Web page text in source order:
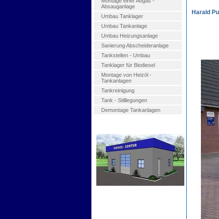
Harald
Absauganlage
Umbau Tanklager
Umbau Tankanlage
Umbau Heizungsanlage
Sanierung Abscheideranlage
Tankstellen - Umbau
Tanklager für Biodiesel
Montage von Heizöl -
Tankanlagen
Tankreinigung
Tank - Stilllegungen
Demontage Tankanlagen